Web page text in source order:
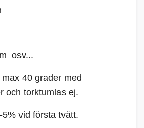
osv...
40 grader med
och torktumlas ej.
vid första tvätt.